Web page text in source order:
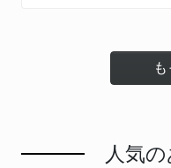
人気